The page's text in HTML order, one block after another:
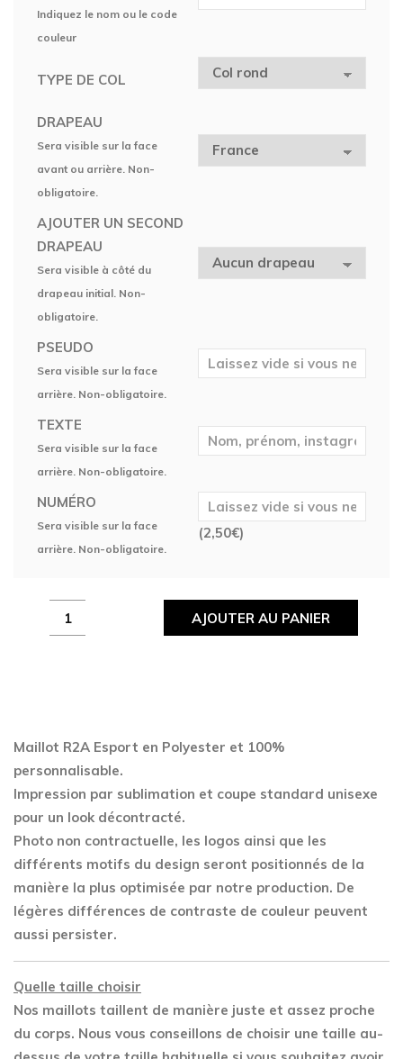
Indiquez le nom ou le code
couleur
TYPE DE COL
DRAPEAU
Sera visible sur la face
avant ou arrière. Non-
obligatoire.
AJOUTER UN SECOND
DRAPEAU
Sera visible à côté du
drapeau initial. Non-
obligatoire.
PSEUDO
Sera visible sur la face
arrière. Non-obligatoire.
TEXTE
Sera visible sur la face
arrière. Non-obligatoire.
NUMÉRO
Sera visible sur la face
arrière. Non-obligatoire.
(2,50€)
Maillot
R2A
AJOUTER AU PANIER
Maillot R2A Esport en Polyester et 100%
personnalisable.
Impression par sublimation et coupe standard unisexe
pour un look décontracté.
Photo non contractuelle, les logos ainsi que les
différents motifs du design seront positionnés de la
manière la plus optimisée par notre production. De
légères différences de contraste de couleur peuvent
aussi persister.
Quelle taille choisir
Nos maillots taillent de manière juste et assez proche
du corps. Nous vous conseillons de choisir une taille au-